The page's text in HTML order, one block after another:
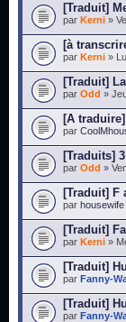
[Traduit]
par Kerni »
[à
par Kerni »
[Traduit]
par Odd »
[A
par
[Traduits]
par Odd »
[Traduit] F
par housewife
[Traduit]
par Kerni »
[Traduit]
par Fanny-
[Traduit]
par Fanny-